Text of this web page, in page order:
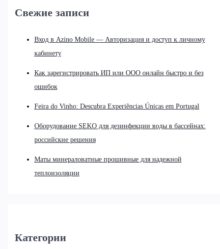
Свежие записи
Вход в Azino Mobile — Авторизация и доступ к личному
кабинету
Как зарегистрировать ИП или ООО онлайн быстро и без
ошибок
Feira do Vinho: Descubra Experiências Únicas em Portugal
Оборудование SEKO для дезинфекции воды в бассейнах:
российские решения
Маты минераловатные прошивные для надежной
теплоизоляции
Категории